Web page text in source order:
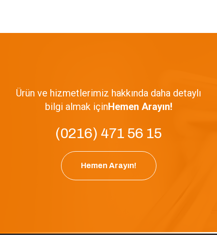
Ürün ve hizmetlerimiz hakkında daha detaylı
bilgi almak içinHemen Arayın!
(0216) 471 56 15
Hemen Arayın!